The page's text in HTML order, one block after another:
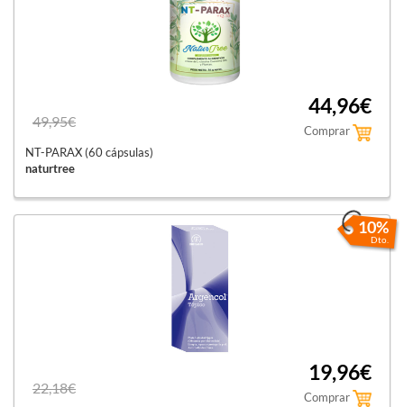
49,95€
44,96€
Comprar
NT-PARAX (60 cápsulas)
naturtree
10%
Dto.
22,18€
19,96€
Comprar